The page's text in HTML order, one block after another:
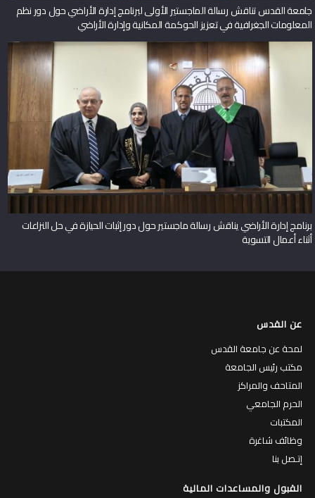
جامعة القدس تناقش رسالة الماجستير الأولى لبرنامج إدارة الأراضي حول دور نظم
المعلومات الجغرافية في تعزيز الحوكمة المكانية وإدارة الأراضي
برنامج إدارة الأراضي يناقش رسالة ماجستير حول دور إثبات الحيازة في حل النزاعات
أثناء أعمال التسوية
عن القدس
لمحة عن جامعة القدس
مكتب رئيس الجامعة
المتاحف والمراكز
الحرم الجامعي
المكتبات
وظائف شاغرة
إتـصل بنا
القبول والمساعدات المالية